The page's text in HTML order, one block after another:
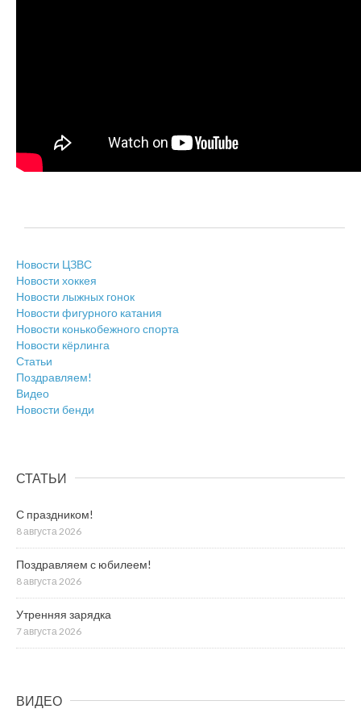
Новости ЦЗВС
Новости хоккея
Новости лыжных гонок
Новости фигурного катания
Новости конькобежного спорта
Новости кёрлинга
Статьи
Поздравляем!
Видео
Новости бенди
СТАТЬИ
С праздником!
8 августа 2026
Поздравляем с юбилеем!
8 августа 2026
Утренняя зарядка
7 августа 2026
ВИДЕО